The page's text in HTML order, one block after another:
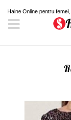
Haine Online pentru